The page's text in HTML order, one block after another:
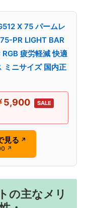
X 75 パームレ
PR LIGHT BAR
疲労軽減 快適
ミニサイズ 国内正
5,900 SALE
見る ↗
↗
の主なメリ